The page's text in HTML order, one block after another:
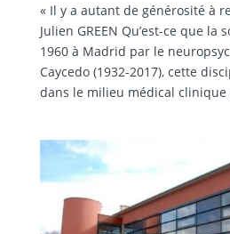
« Il y a autant de générosité à
Julien GREEN Qu’est-ce que la
1960 à Madrid par le
Caycedo (1932-2017), cette
dans le milieu médical clinique